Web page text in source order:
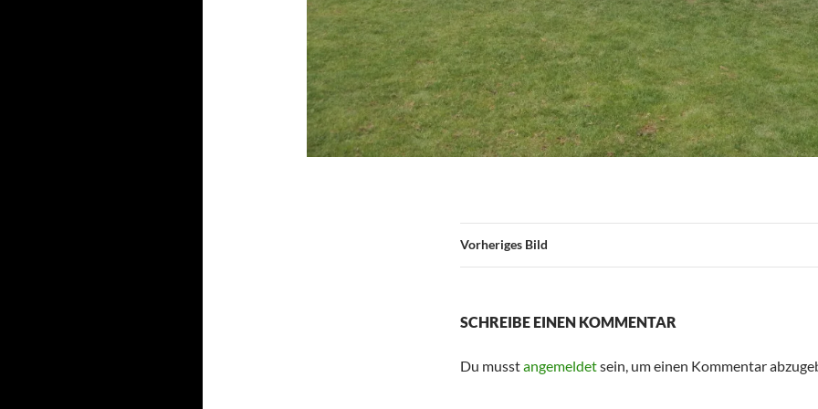
Vorheriges Bild
SCHREIBE EINEN KOMMENTAR
Du musstangemeldetsein, um einen Kommentar